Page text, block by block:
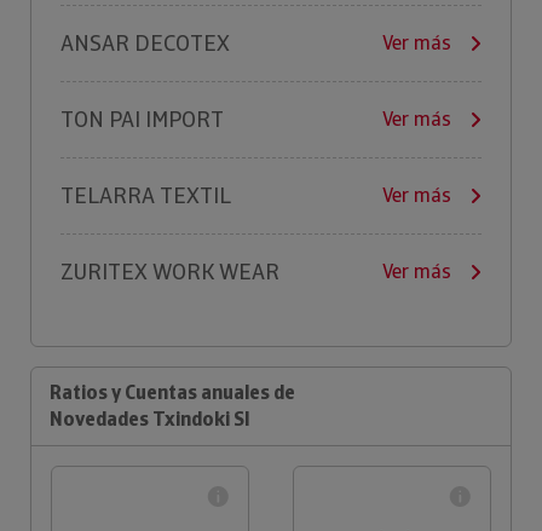
ANSAR DECOTEX Ver más
TON PAI IMPORT Ver más
TELARRA TEXTIL Ver más
ZURITEX WORK WEAR Ver más
Ratios y Cuentas anuales de
Novedades Txindoki Sl